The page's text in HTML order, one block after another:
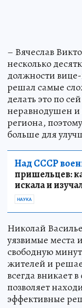
– Вячеслав
несколько
должности
решал самые
делать это по
неравнодушен и
региона,
больше для
Над СССР
пришельцев:
искала и
НАУКА
Николай
уязвимые места
свободную
жителей и
всегда вникает
позволяет
эффективные